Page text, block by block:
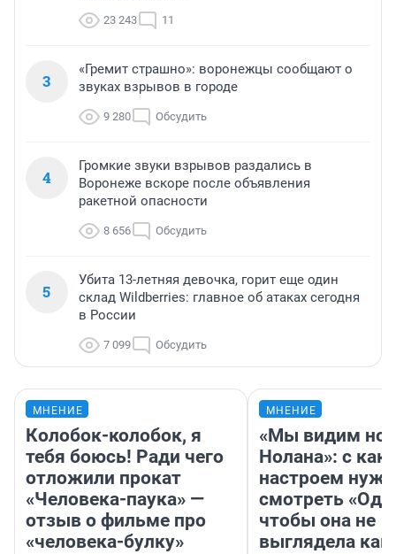
23 243 11
3
«Гремит страшно»: воронежцы сообщают о
звуках взрывов в городе
9 280 Обсудить
4
Громкие звуки взрывов раздались в
Воронеже вскоре после объявления
ракетной опасности
8 656 Обсудить
5
Убита 13-летняя девочка, горит еще один
склад Wildberries: главное об атаках сегодня
в России
7 099 Обсудить
МНЕНИЕ
Колобок-колобок, я
тебя боюсь! Ради чего
отложили прокат
«Человека-паука» —
отзыв о фильме про
«человека-булку»
МНЕНИЕ
«Мы видим
Нолана»: с
настроем
смотреть
чтобы она не
выглядела как